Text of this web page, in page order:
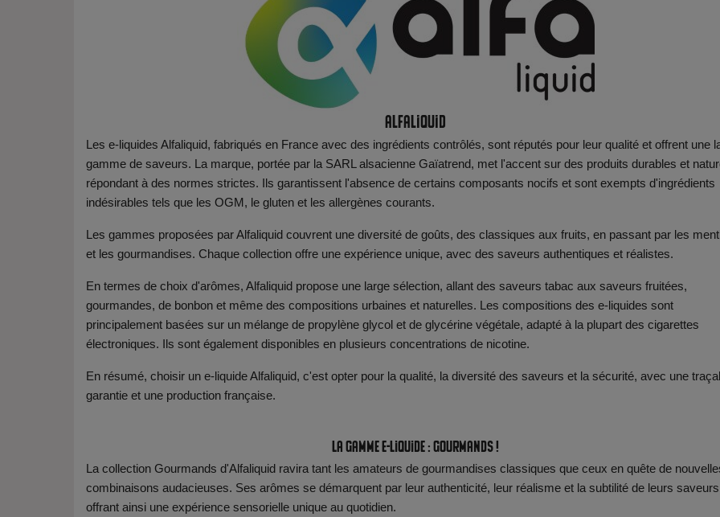
Alfaliquid
Les e-liquides Alfaliquid, fabriqués en France avec des ingrédients contrôlés, sont réputés pour leur qualité et offrent une
gamme de saveurs. La marque, portée par la SARL alsacienne Gaïatrend, met l'accent sur des produits durables et
répondant à des normes strictes. Ils garantissent l'absence de certains composants nocifs et sont exempts d'ingrédients
indésirables tels que les OGM, le gluten et les allergènes courants.
Les gammes proposées par Alfaliquid couvrent une diversité de goûts, des classiques aux fruits, en passant par les
et les gourmandises. Chaque collection offre une expérience unique, avec des saveurs authentiques et réalistes.
En termes de choix d'arômes, Alfaliquid propose une large sélection, allant des saveurs tabac aux saveurs fruitées,
gourmandes, de bonbon et même des compositions urbaines et naturelles. Les compositions des e-liquides sont
principalement basées sur un mélange de propylène glycol et de glycérine végétale, adapté à la plupart des cigarettes
électroniques. Ils sont également disponibles en plusieurs concentrations de nicotine.
En résumé, choisir un e-liquide Alfaliquid, c'est opter pour la qualité, la diversité des saveurs et la sécurité, avec une
garantie et une production française.
La gamme e-liquide : Gourmands !
La collection Gourmands d'Alfaliquid ravira tant les amateurs de gourmandises classiques que ceux en quête de
combinaisons audacieuses. Ses arômes se démarquent par leur authenticité, leur réalisme et la subtilité de leurs
offrant ainsi une expérience sensorielle unique au quotidien.